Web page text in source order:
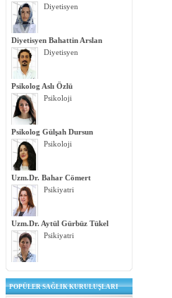
Diyetisyen
Diyetisyen Bahattin Arslan
Diyetisyen
Psikolog Aslı Özlü
Psikoloji
Psikolog Gülşah Dursun
Psikoloji
Uzm.Dr. Bahar Cömert
Psikiyatri
Uzm.Dr. Aytül Gürbüz Tükel
Psikiyatri
POPÜLER SAĞLIK KURULUŞLARI